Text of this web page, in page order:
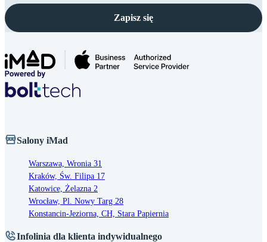
Zapisz się
Salony iMad
Warszawa, Wronia 31
Kraków, Św. Filipa 17
Katowice, Żelazna 2
Wrocław, Pl. Nowy Targ 28
Konstancin-Jeziorna, CH, Stara Papiernia
Infolinia dla klienta indywidualnego